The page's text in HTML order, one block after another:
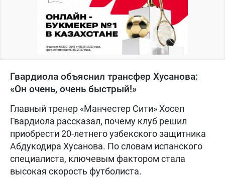
Гвардиола объяснил трансфер Хусанова:
«Он очень, очень быстрый!»
Главный тренер «Манчестер Сити» Хосеп
Гвардиола рассказал, почему клуб решил
приобрести 20-летнего узбекского защитника
Абдукодира Хусанова. По словам испанского
специалиста, ключевым фактором стала
высокая скорость футболиста.